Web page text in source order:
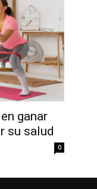
ganar
su salud
0